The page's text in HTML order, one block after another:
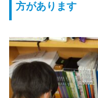
方があります